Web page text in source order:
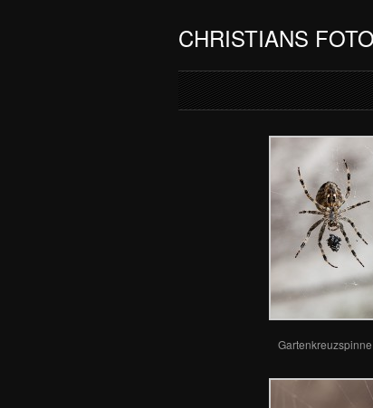
CHRISTIANS